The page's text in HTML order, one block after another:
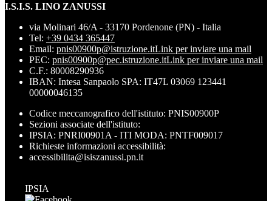
I.S.I.S. LINO ZANUSSI
via Molinari 46/A - 33170 Pordenone (PN) - Italia
Tel: +39 0434 365447
Email: pnis00900p@istruzione.itLink per inviare una mail
PEC: pnis00900p@pec.istruzione.itLink per inviare una mail
C.F.: 80008290936
IBAN: Intesa Sanpaolo SPA: IT47L 03069 123441
00000046135
Codice meccanografico dell'istituto: PNIS00900P
Sezioni associate dell'istituto:
IPSIA: PNRI00901A - ITI MODA: PNTF009017
Richieste informazioni accessibilità:
accessibilita@isiszanussi.pn.it
IPSIA